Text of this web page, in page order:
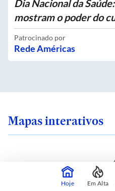
Dia Nacional da
mostram o poder do
Patrocinado por
Rede Américas
Mapas interativos
em uma ilha de
Hoje Em Alta